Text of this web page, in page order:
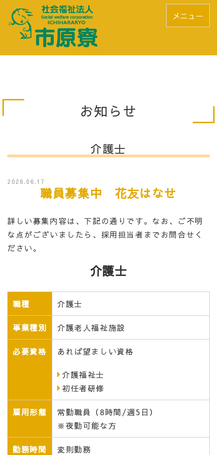
メニュー
お知らせ
介護士
2026.06.17
職員募集中 花友はなせ
詳しい募集内容は、下記の通りです。なお、ご不明
な点がございましたら、採用担当者までお問合せく
ださい。
介護士
職種 介護士
事業種別 介護老人福祉施設
必要資格 あれば望ましい資格
介護福祉士
初任者研修
雇用形態
常勤職員（8時間/週5日）
※夜勤可能な方
勤務時間
変則勤務